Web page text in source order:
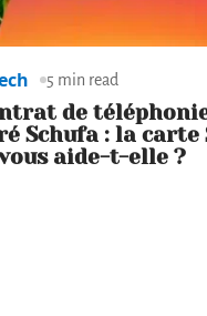
5 min read
de
Schufa : la carte
aide-t-elle ?